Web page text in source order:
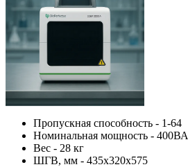
Пропускная способность - 1-64
Номинальная мощность - 400ВА
Вес - 28 кг
ШГВ, мм - 435х320х575